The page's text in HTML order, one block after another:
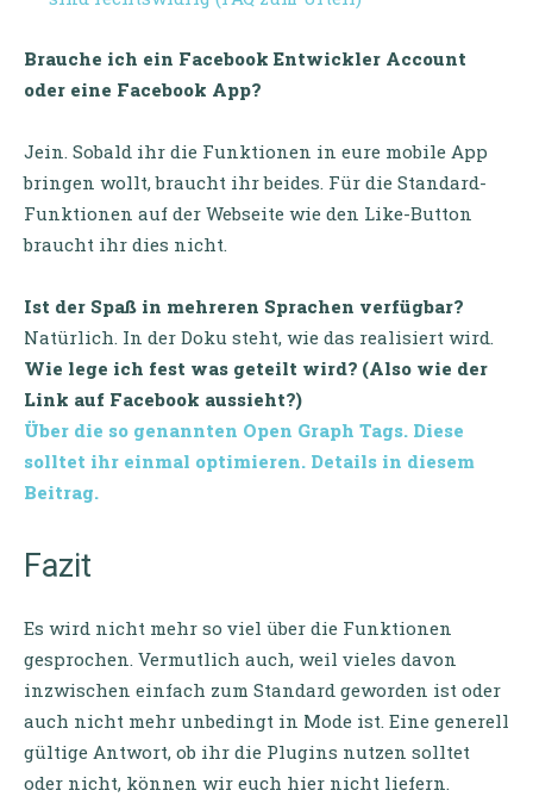
Brauche ich ein Facebook Entwickler Account
oder eine Facebook App?
Jein. Sobald ihr die Funktionen in eure mobile App
bringen wollt, braucht ihr beides. Für die Standard-
Funktionen auf der Webseite wie den Like-Button
braucht ihr dies nicht.
Ist der Spaß in mehreren Sprachen verfügbar?
Natürlich. In der Doku steht, wie das realisiert wird.
Wie lege ich fest was geteilt wird? (Also wie der
Link auf Facebook aussieht?)
Über die so genannten Open Graph Tags. Diese
solltet ihr einmal optimieren. Details in diesem
Beitrag.
Fazit
Es wird nicht mehr so viel über die Funktionen
gesprochen. Vermutlich auch, weil vieles davon
inzwischen einfach zum Standard geworden ist oder
auch nicht mehr unbedingt in Mode ist. Eine generell
gültige Antwort, ob ihr die Plugins nutzen solltet
oder nicht, können wir euch hier nicht liefern.